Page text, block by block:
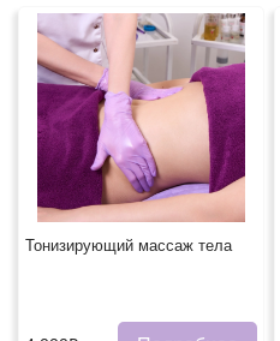
Тонизирующий массаж тела